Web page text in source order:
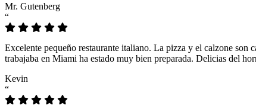
Mr. Gutenberg
“
Excelente pequeño restaurante italiano. La pizza y el calzone
trabajaba en Miami ha estado muy bien preparada. Delicias del
Kevin
“